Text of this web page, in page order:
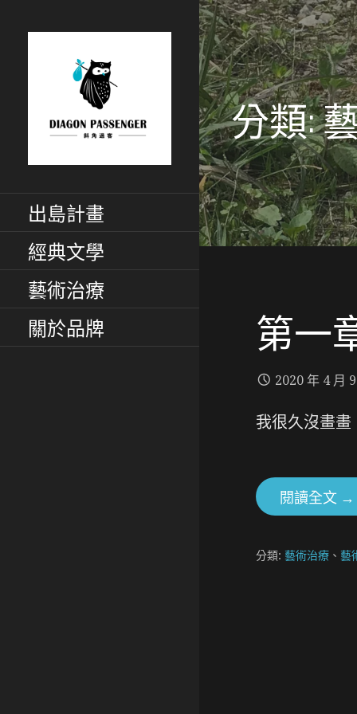
跳
至
主
要
內
容
慢活藝文媒體
出島計畫
經典文學
藝術治療
關於品牌
分類:
第一
2020 年 4 月
我很久沒畫
閱讀全文 →
分類: 藝術治療 、 藝